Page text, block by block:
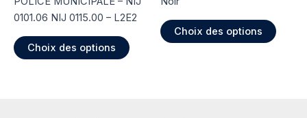
0101.06 NIJ 0115.00 – L2E2
Choix des options
produit
Choix des options